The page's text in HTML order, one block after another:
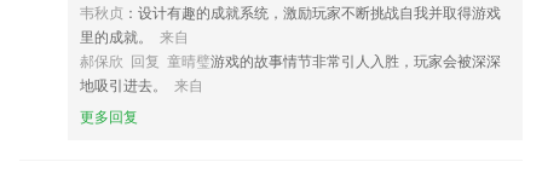
韦秋贞 ：设计有趣的成就系统，激励玩家不断挑战自我并取得游戏
里的成就。
来自
郝保欣 回复 童晴璧游戏的故事情节非常引人入胜，玩家会被深深
地吸引进去。
来自
更多回复